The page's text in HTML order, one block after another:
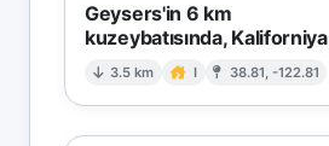
Geysers'in 6 km
kuzeybatısında, Kaliforniya
3.5 km I 38.81, -122.81